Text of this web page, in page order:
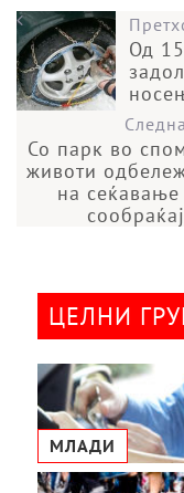
Од
Со парк во
животи
на
ЦЕЛНИ
МЛАДИ